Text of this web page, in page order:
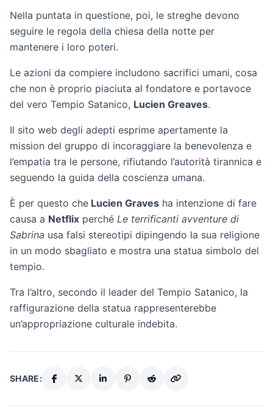
Nella puntata in questione, poi, le streghe devono
seguire le regola della chiesa della notte per
mantenere i loro poteri.
Le azioni da compiere includono sacrifici umani, cosa
che non è proprio piaciuta al fondatore e portavoce
del vero Tempio Satanico, Lucien Greaves.
Il sito web degli adepti esprime apertamente la
mission del gruppo di incoraggiare la benevolenza e
l’empatia tra le persone, rifiutando l’autorità tirannica e
seguendo la guida della coscienza umana.
È per questo che Lucien Graves ha intenzione di fare
causa a Netflix perché Le terrificanti avventure di
Sabrina usa falsi stereotipi dipingendo la sua religione
in un modo sbagliato e mostra una statua simbolo del
tempio.
Tra l’altro, secondo il leader del Tempio Satanico, la
raffigurazione della statua rappresenterebbe
un’appropriazione culturale indebita.
SHARE: